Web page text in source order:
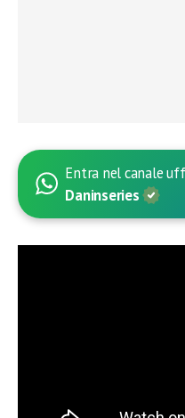
Entra nel canale
Daninseries